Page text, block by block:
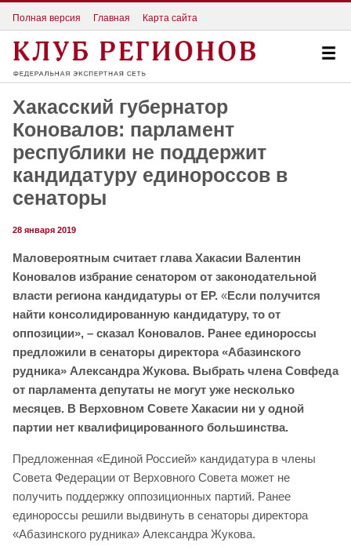
Полная версия Главная Карта сайта
Хакасский губернатор
Коновалов: парламент
республики не поддержит
кандидатуру единороссов в
сенаторы
28 января 2019
Маловероятным считает глава Хакасии Валентин
Коновалов избрание сенатором от законодательной
власти региона кандидатуры от ЕР. «Если получится
найти консолидированную кандидатуру, то от
оппозиции», – сказал Коновалов. Ранее единороссы
предложили в сенаторы директора «Абазинского
рудника» Александра Жукова. Выбрать члена Совфеда
от парламента депутаты не могут уже несколько
месяцев. В Верховном Совете Хакасии ни у одной
партии нет квалифицированного большинства.
Предложенная «Единой Россией» кандидатура в члены
Совета Федерации от Верховного Совета может не
получить поддержку оппозиционных партий. Ранее
единороссы решили выдвинуть в сенаторы директора
«Абазинского рудника» Александра Жукова.